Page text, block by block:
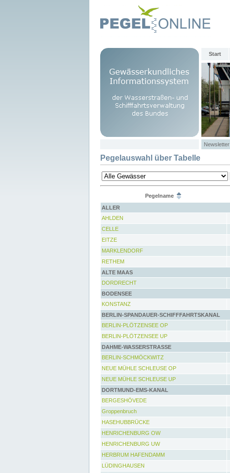
Start
Newsletter
Pegelauswahl über Tabelle
Pegelname
ALLER
AHLDEN
CELLE
EITZE
MARKLENDORF
RETHEM
ALTE MAAS
DORDRECHT
BODENSEE
KONSTANZ
BERLIN-SPANDAUER-SCHIFFFAHRTSKANAL
BERLIN-PLÖTZENSEE OP
BERLIN-PLÖTZENSEE UP
DAHME-WASSERSTRASSE
BERLIN-SCHMÖCKWITZ
NEUE MÜHLE SCHLEUSE OP
NEUE MÜHLE SCHLEUSE UP
DORTMUND-EMS-KANAL
BERGESHÖVEDE
Groppenbruch
HASEHUBBRÜCKE
HENRICHENBURG OW
HENRICHENBURG UW
HERBRUM HAFENDAMM
LÜDINGHAUSEN